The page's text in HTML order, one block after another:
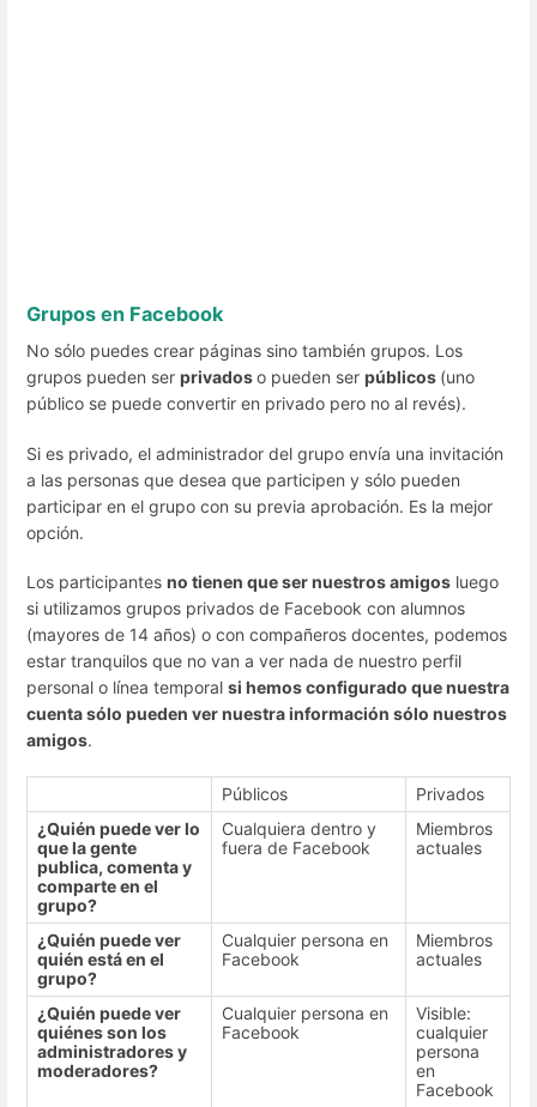
Grupos en Facebook
No sólo puedes crear páginas sino también grupos. Los
grupos pueden ser privadoso pueden ser públicos (uno
público se puede convertir en privado pero no al revés).
Si es privado, el administrador del grupo envía una invitación
a las personas que desea que participen y sólo pueden
participar en el grupo con su previa aprobación. Es la mejor
opción.
Los participantes no tienen que ser nuestros amigos luego
si utilizamos grupos privados de Facebook con alumnos
(mayores de 14 años) o con compañeros docentes, podemos
estar tranquilos que no van a ver nada de nuestro perfil
personal o línea temporal si hemos configurado que nuestra
cuenta sólo pueden ver nuestra información sólo nuestros
amigos.
Públicos
Privados
¿Quién puede ver lo
que la gente
publica, comenta y
comparte en el
grupo?
Cualquiera dentro y
fuera de Facebook
Miembros
actuales
¿Quién puede ver
quién está en el
grupo?
Cualquier persona en
Facebook
Miembros
actuales
¿Quién puede ver
quiénes son los
administradores y
moderadores?
Cualquier persona en
Facebook
Visible:
cualquier
persona
en
Facebook